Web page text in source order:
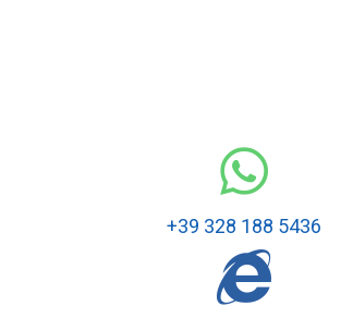
+39 328 188 5436